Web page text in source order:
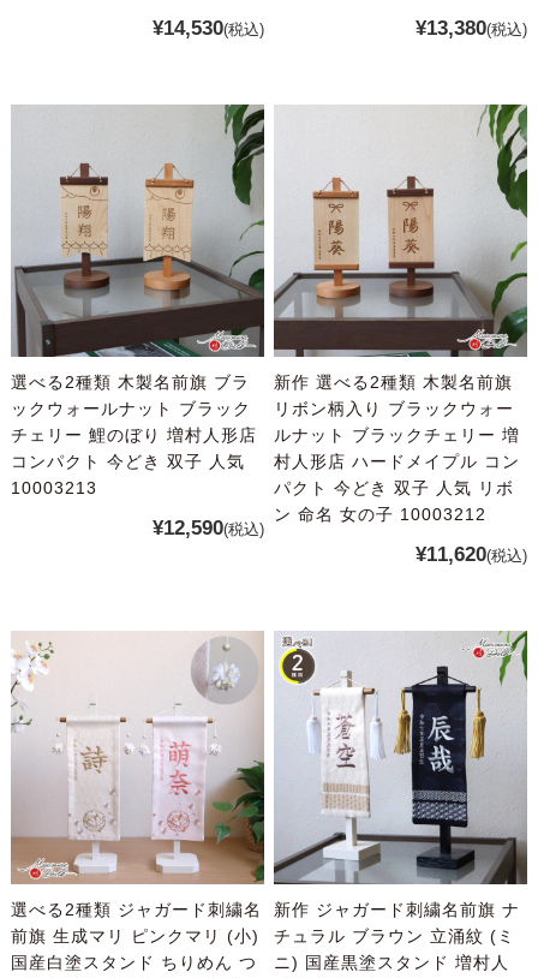
¥14,530(税込) ¥13,380(税込)
選べる2種類 木製名前旗 ブラ
ックウォールナット ブラック
チェリー 鯉のぼり 増村人形店
コンパクト 今どき 双子 人気
10003213
¥12,590(税込)
新作 選べる2種類 木製名前旗
リボン柄入り ブラックウォー
ルナット ブラックチェリー 増
村人形店 ハードメイプル コン
パクト 今どき 双子 人気 リボ
ン 命名 女の子 10003212
¥11,620(税込)
選べる2種類 ジャガード刺繍名
前旗 生成マリ ピンクマリ (小)
国産白塗スタンド ちりめん つ
新作 ジャガード刺繍名前旗 ナ
チュラル ブラウン 立涌紋 (ミ
ニ) 国産黒塗スタンド 増村人